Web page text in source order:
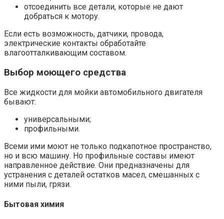
отсоединить все детали, которые не дают
добраться к мотору.
Если есть возможность, датчики, провода,
электрические контакты обработайте
влагоотталкивающим составом.
Выбор моющего средства
Все жидкости для мойки автомобильного двигателя
бывают:
универсальными;
профильными.
Всеми ими моют не только подкапотное пространство,
но и всю машину. Но профильные составы имеют
направленное действие. Они предназначены для
устранения с деталей остатков масел, смешанных с
ними пыли, грязи.
Бытовая химия